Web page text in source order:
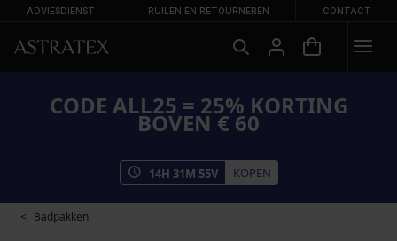
ADVIESDIENST RUILEN EN RETOURNEREN CONTACT
CODE ALL25 = 25% KORTING
BOVEN € 60
14H 31M 54V KOPEN
Badpakken